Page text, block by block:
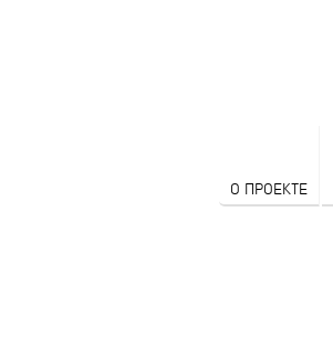
О ПРОЕКТЕ